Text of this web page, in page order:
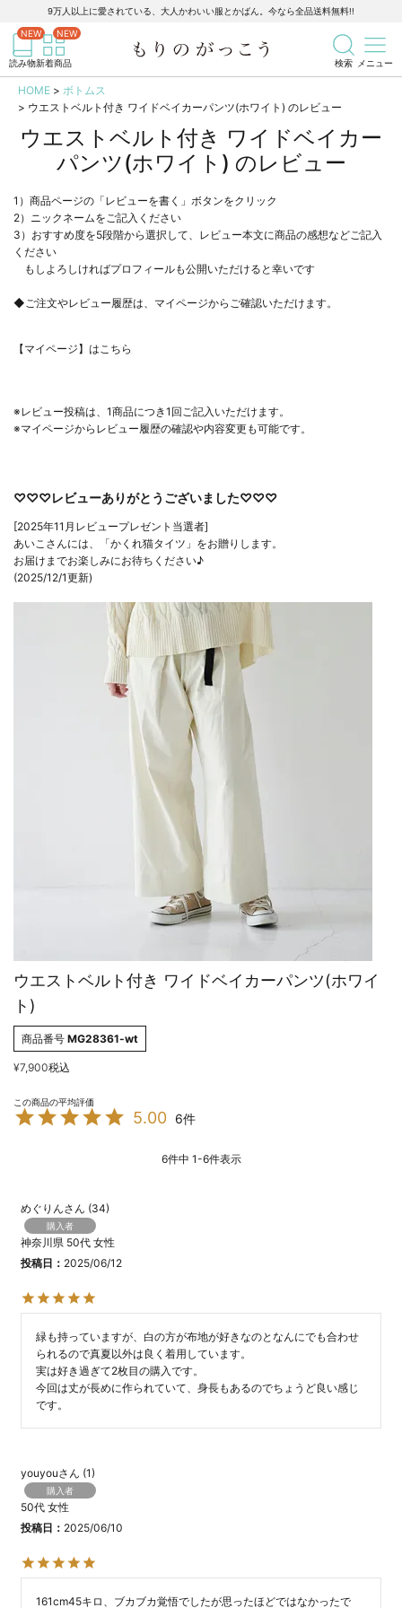
9万人以上に愛されている、大人かわいい服とかばん。今なら全品送料無料!!
読み物新着商品 検索 メニュー
商品を検索 記事を検索
HOME
ボトムス
ウエストベルト付き ワイドベイカーパンツ(ホワイト) のレビュー
ウエストベルト付き ワイドベイカー
パンツ(ホワイト) のレビュー
1）商品ページの「レビューを書く」ボタンをクリック
2）ニックネームをご記入ください
3）おすすめ度を5段階から選択して、レビュー本文に商品の感想などご記入
ください
もしよろしければプロフィールも公開いただけると幸いです
◆ご注文やレビュー履歴は、マイページからご確認いただけます。
【マイページ】はこちら
※レビュー投稿は、1商品につき1回ご記入いただけます。
※マイページからレビュー履歴の確認や内容変更も可能です。
♡♡♡レビューありがとうございました♡♡♡
[2025年11月レビュープレゼント当選者]
あいこさんには、「かくれ猫タイツ」をお贈りします。
お届けまでお楽しみにお待ちください♪
(2025/12/1更新)
ウエストベルト付き ワイドベイカーパンツ(ホワイ
ト)
商品番号 MG28361-wt
¥7,900税込
5.00 6
6件中 1-6件表示
めぐりん 34
購入者
神奈川県 50代 女性
投稿日
2025/06/12
緑も持っていますが、白の方が布地が好きなのとなんにでも合わせ
られるので真夏以外は良く着用しています。
実は好き過ぎて2枚目の購入です。
今回は丈が長めに作られていて、身長もあるのでちょうど良い感じ
です。
youyou 1
購入者
50代 女性
投稿日
2025/06/10
161cm45キロ、ブカブカ覚悟でしたが思ったほどではなかったで